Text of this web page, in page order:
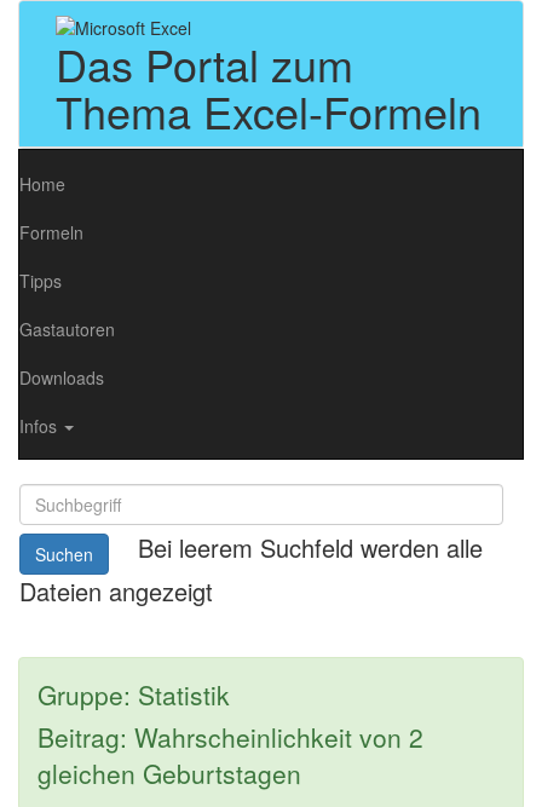
Das Portal zum
Thema Excel-Formeln
Home
Formeln
Tipps
Gastautoren
Downloads
Infos
Suchen
Bei leerem Suchfeld werden alle
Dateien angezeigt
Gruppe: Statistik
Beitrag: Wahrscheinlichkeit von 2
gleichen Geburtstagen